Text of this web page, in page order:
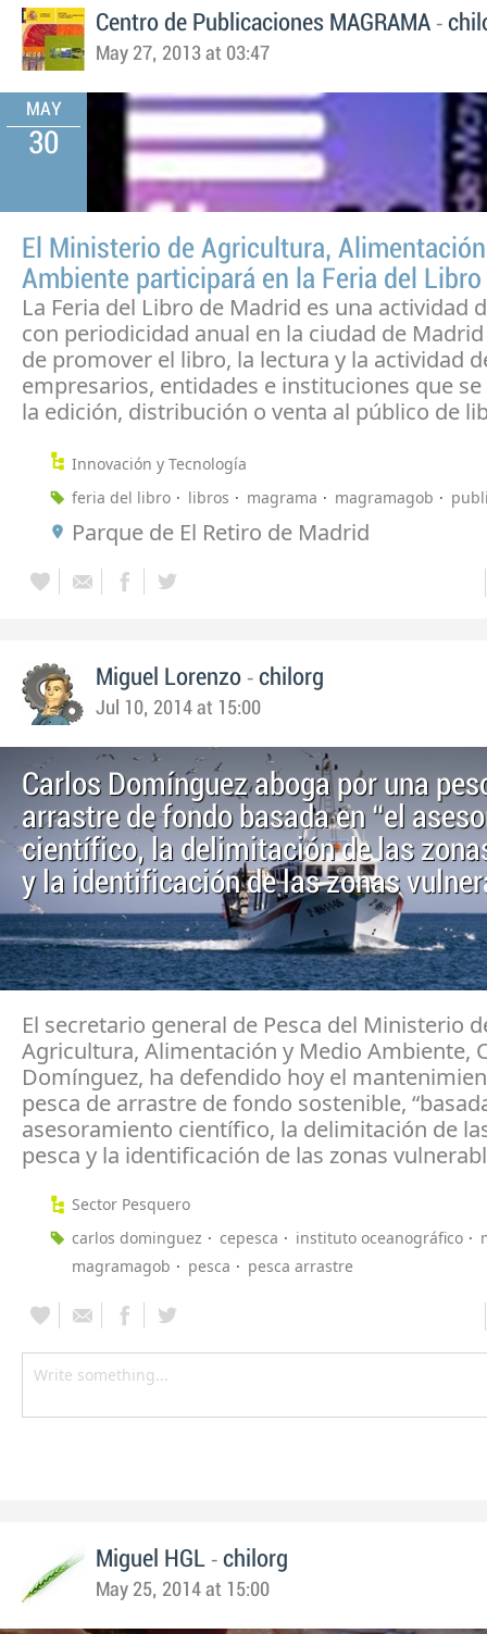
Centro de Publicaciones MAGRAMA -
May 27, 2013 at 03:47
MAY
30
El Ministerio de Agricultura,
Ambiente participará en la Feria del
La Feria del Libro de Madrid es una actividad
con periodicidad anual en la ciudad de
de promover el libro, la lectura y la actividad
empresarios, entidades e instituciones que
la edición, distribución o venta al público de
Innovación y Tecnología
feria del libro
libros magrama magramagob
Parque de El Retiro de Madrid
Miguel Lorenzo - chilorg
Jul 10, 2014 at 15:00
Carlos Domínguez aboga por una
arrastre de fondo basada en “el
científico, la delimitación de las
y la identificación de las zonas
El secretario general de Pesca del Ministerio
Agricultura, Alimentación y Medio Ambiente,
Domínguez, ha defendido hoy el
pesca de arrastre de fondo sostenible,
asesoramiento científico, la delimitación de
pesca y la identificación de las zonas
Sector Pesquero
carlos dominguez
cepesca instituto oceanográfico
magramagob
pesca pesca arrastre
Miguel HGL - chilorg
May 25, 2014 at 15:00